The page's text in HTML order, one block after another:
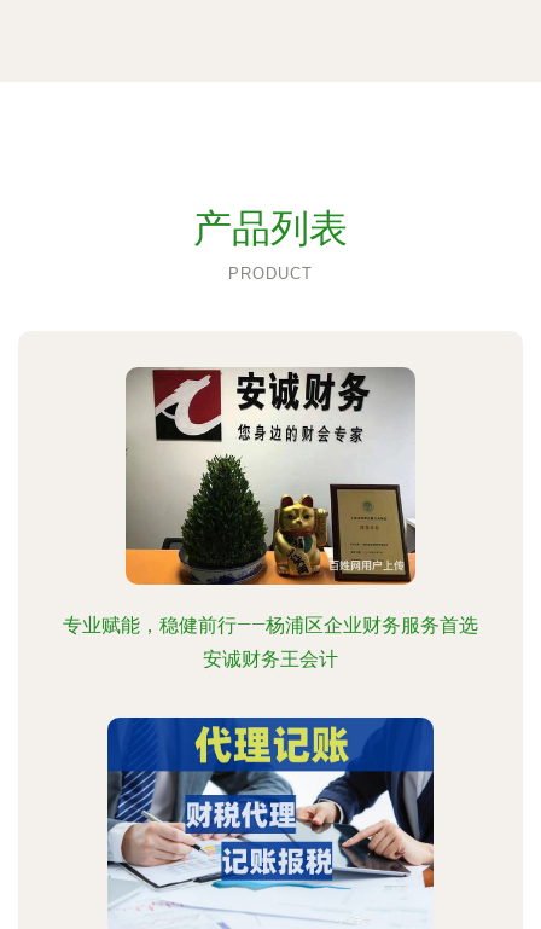
产品列表
PRODUCT
专业赋能，稳健前行——杨浦区企业财务服务首选
安诚财务王会计